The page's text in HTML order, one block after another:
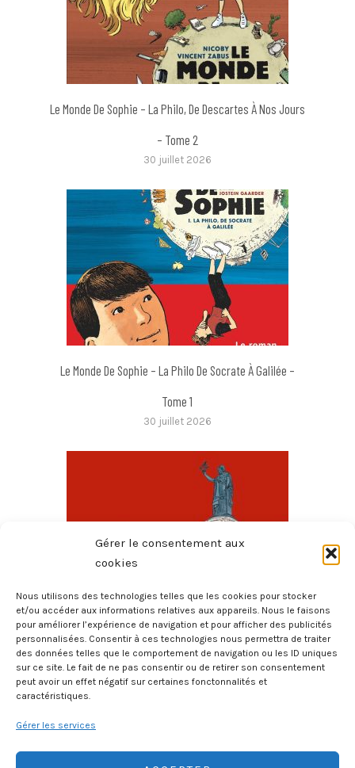
Gérer le consentement aux
cookies
Nous utilisons des technologies telles que les cookies pour stocker
et/ou accéder aux informations relatives aux appareils. Nous le faisons
pour améliorer l’expérience de navigation et pour afficher des publicités
personnalisées. Consentir à ces technologies nous permettra de traiter
des données telles que le comportement de navigation ou les ID uniques
sur ce site. Le fait de ne pas consentir ou de retirer son consentement
peut avoir un effet négatif sur certaines fonctonnalités et
caractéristiques.
Gérer les services
Le Monde De Sophie – La Philo, De Descartes À Nos Jours
– Tome 2
30 juillet 2026
Le Monde De Sophie – La Philo De Socrate À Galilée –
Tome 1
30 juillet 2026
Toute La Philo En BD – L’État
8 février 2026